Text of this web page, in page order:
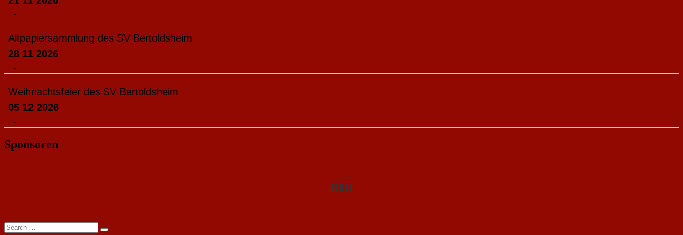
-
Altpapiersammlung des SV Bertoldsheim
28 11 2026
-
Weihnachtsfeier des SV Bertoldsheim
05 12 2026
-
Sponsoren
Search
Search